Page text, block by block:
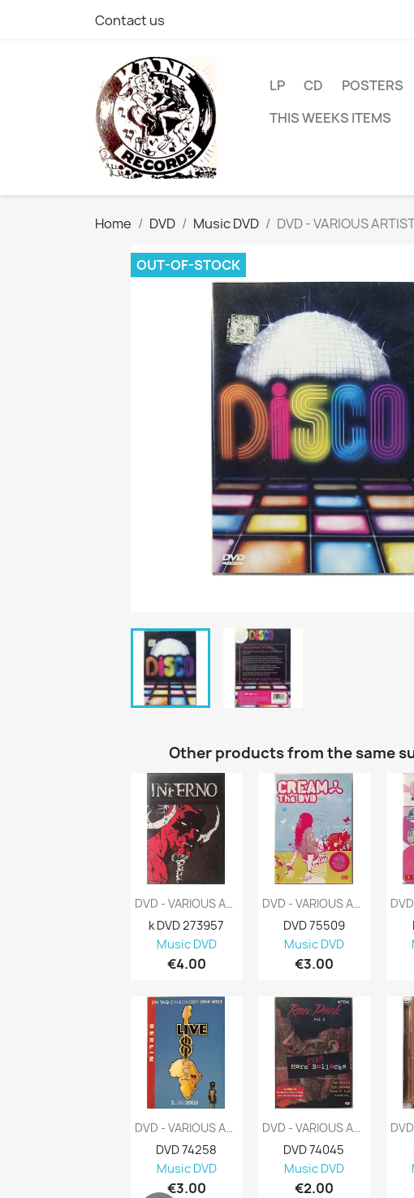
Contact us
LP CD POSTERS
THIS WEEKS ITEMS
Home DVD Music DVD DVD - VARIOUS
OUT-OF-STOCK
Other products from the same
DVD - VARIOUS ARTISTS : INFERNO -METAL...
k DVD 273957
Music DVD
€4.00
DVD - VARIOUS ARTISTS : LIVE 8 BERLIN 2...
DVD 74258
Music DVD
€3.00
DVD - VARIOUS ARTISTS : CREAM THE DVD 90...
DVD 75509
Music DVD
€3.00
DVD - VARIOUS ARTISTS : RAW PUNK VOL. 2 -...
DVD 74045
Music DVD
€2.00